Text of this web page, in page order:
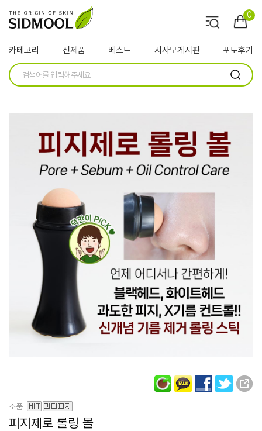
0
카테고리 신제품 베스트 시사모게시판 포토후기
소품
피지제로 롤링 볼